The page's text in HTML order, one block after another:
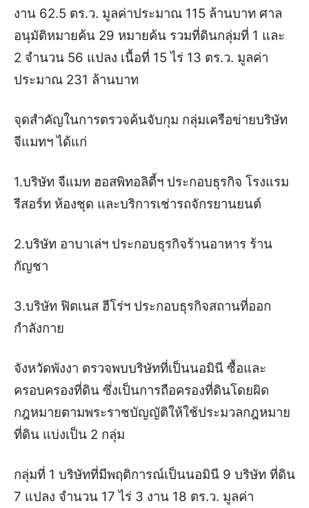
งาน 62.5 ตร.ว. มูลค่าประมาณ 115 ล้านบาท ศาล
อนุมัติหมายค้น 29 หมายค้น รวมที่ดินกลุ่มที่ 1 และ
2 จำนวน 56 แปลง เนื้อที่ 15 ไร่ 13 ตร.ว. มูลค่า
ประมาณ 231 ล้านบาท
จุดสำคัญในการตรวจค้นจับกุม กลุ่มเครือข่ายบริษัท
จีแมทฯ ได้แก่
1.บริษัท จีแมท ฮอสพิทอลิตี้ฯ ประกอบธุรกิจ โรงแรม
รีสอร์ท ห้องชุด และบริการเช่ารถจักรยานยนต์
2.บริษัท อาบาเล่ฯ ประกอบธุรกิจร้านอาหาร ร้าน
กัญชา
3.บริษัท ฟิตเนส ฮีโร่ฯ ประกอบธุรกิจสถานที่ออก
กำลังกาย
จังหวัดพังงา ตรวจพบบริษัทที่เป็นนอมินี ซื้อและ
ครอบครองที่ดิน ซึ่งเป็นการถือครองที่ดินโดยผิด
กฎหมายตามพระราชบัญญัติให้ใช้ประมวลกฎหมาย
ที่ดิน แบ่งเป็น 2 กลุ่ม
กลุ่มที่ 1 บริษัทที่มีพฤติการณ์เป็นนอมินี 9 บริษัท ที่ดิน
7 แปลง จำนวน 17 ไร่ 3 งาน 18 ตร.ว. มูลค่า